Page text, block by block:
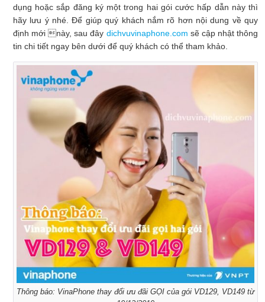
dụng hoặc sắp đăng ký một trong hai gói cước hấp dẫn này thì
hãy lưu ý nhé. Để giúp quý khách nắm rõ hơn nội dung về quy
định mới này, sau đây dichvuvinaphone.com sẽ cập nhật thông
tin chi tiết ngay bên dưới để quý khách có thể tham khảo.
Thông báo: VinaPhone thay đổi ưu đãi GỌI của gói VD129, VD149 từ